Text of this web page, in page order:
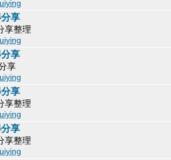
享
享整理
享
享
享
享整理
享
享整理